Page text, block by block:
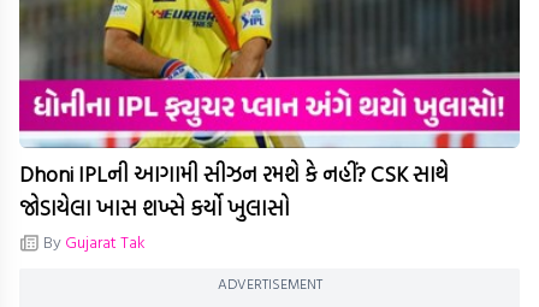
Dhoni IPLની આગામી સીઝન રમશે કે નહીં? CSK સાથે
જોડાયેલા ખાસ શખ્સે કર્યો ખુલાસો
ByGujarat Tak
ADVERTISEMENT